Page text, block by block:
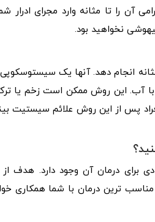
را تا مثانه وارد مجرای ادرار
نخواهید بود.
انجام دهد. آنها یک سیستوسکوپی
آب. این روش ممکن است زخم یا
پس از این روش علائم سیستیت
برای درمان آن وجود دارد. هدف
ترین درمان با شما همکاری